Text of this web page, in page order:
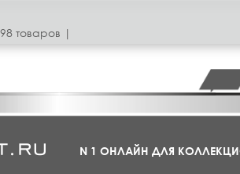
товаров |
N 1 ОНЛАЙН ДЛЯ